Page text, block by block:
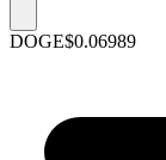
DOGE$0.06989